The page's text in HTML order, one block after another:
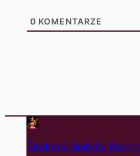
0 KOMENTARZE
Śladami Słodkiej